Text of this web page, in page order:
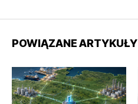
POWIĄZANE ARTYKUŁY